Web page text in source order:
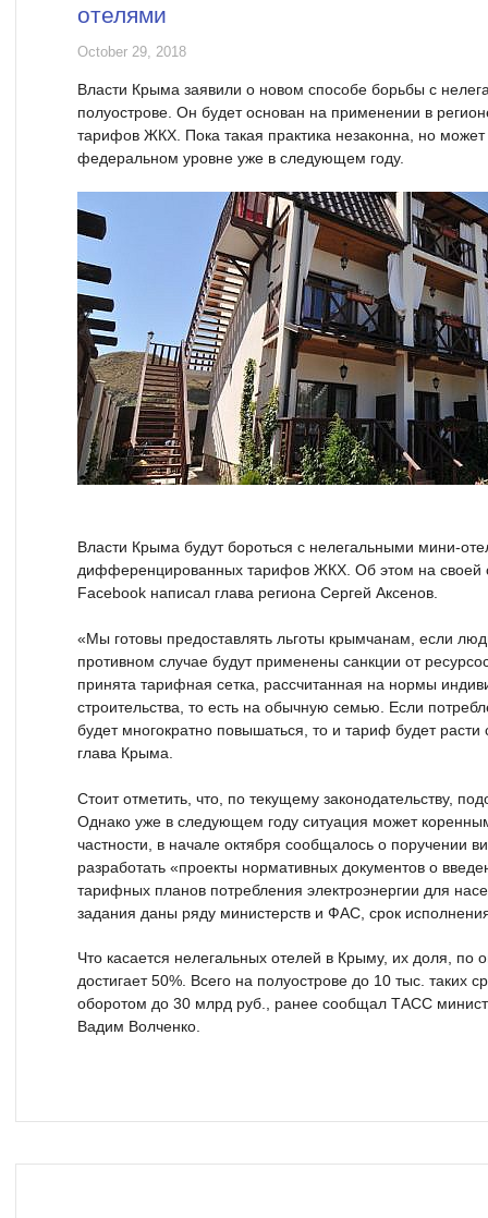
отелями
October 29, 2018
Власти Крыма заявили о новом способе борьбы с
полуострове. Он будет основан на применении в
тарифов ЖКХ. Пока такая практика незаконна, но может
федеральном уровне уже в следующем году.
Власти Крыма будут бороться с нелегальными мини-
дифференцированных тарифов ЖКХ. Об этом на своей
Facebook написал глава региона Сергей Аксенов.
«Мы готовы предоставлять льготы крымчанам, если
противном случае будут применены санкции от
принята тарифная сетка, рассчитанная на нормы
строительства, то есть на обычную семью. Если
будет многократно повышаться, то и тариф будет
глава Крыма.
Стоит отметить, что, по текущему законодательству,
Однако уже в следующем году ситуация может
частности, в начале октября сообщалось о поручении
разработать «проекты нормативных документов о
тарифных планов потребления электроэнергии для
задания даны ряду министерств и ФАС, срок
Что касается нелегальных отелей в Крыму, их доля, по
достигает 50%. Всего на полуострове до 10 тыс.
оборотом до 30 млрд руб., ранее сообщал ТАСС
Вадим Волченко.